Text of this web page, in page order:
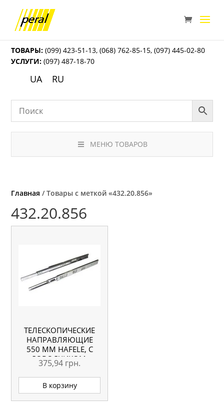
ТОВАРЫ: (099) 423-51-13,(068) 762-85-15,(097) 445-02-80
УСЛУГИ: (097) 487-18-70
UA RU
МЕНЮ ТОВАРОВ
Главная / Товары с меткой «432.20.856»
432.20.856
ТЕЛЕСКОПИЧЕСКИЕ
НАПРАВЛЯЮЩИЕ
550 ММ HAFELE, С
ДОВОДЧИКОМ,
ПОЛНОГО
ВЫДВИЖЕНИЯ
375,94 грн.
В корзину